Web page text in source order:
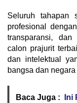
Seluruh tahapan
profesional
transparansi,
calon prajurit
dan intelektual
bangsa dan
Baca Juga :
Ini